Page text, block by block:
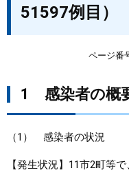
健康・福祉
教育・文化・スポーツ
しごと・産業・観光
まちづくり
県政情報
51597例目）
ページ番
1 感染者の概
（1） 感染者の状況
【発生状況】11市2町等